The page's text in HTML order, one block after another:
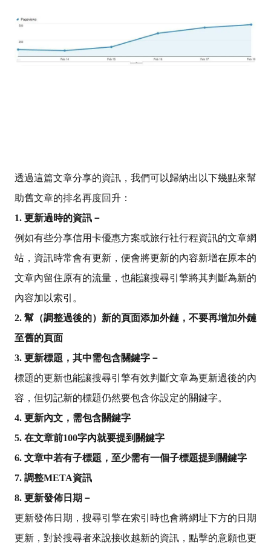
透過這篇文章分享的資訊，我們可以歸納出以下幾點來幫
助舊文章的排名再度回升：
1. 更新過時的資訊－
例如有些分享信用卡優惠方案或旅行社行程資訊的文章網
站，資訊時常會有更新，便會將更新的內容新增在原本的
文章內留住原有的流量，也能讓搜尋引擎將其判斷為新的
內容加以索引。
2. 幫（調整過後的）新的頁面添加外鏈，不要再增加外鏈
至舊的頁面
3. 更新標題，其中需包含關鍵字 －
標題的更新也能讓搜尋引擎有效判斷文章為更新過後的內
容，但切記新的標題仍然要包含你設定的關鍵字。
4. 更新內文，需包含關鍵字
5. 在文章前100字內就要提到關鍵字
6. 文章中若有子標題，至少需有一個子標題提到關鍵字
7. 調整META資訊
8. 更新發佈日期－
更新發佈日期，搜尋引擎在索引時也會將網址下方的日期
更新，對於搜尋者來說接收越新的資訊，點擊的意願也更